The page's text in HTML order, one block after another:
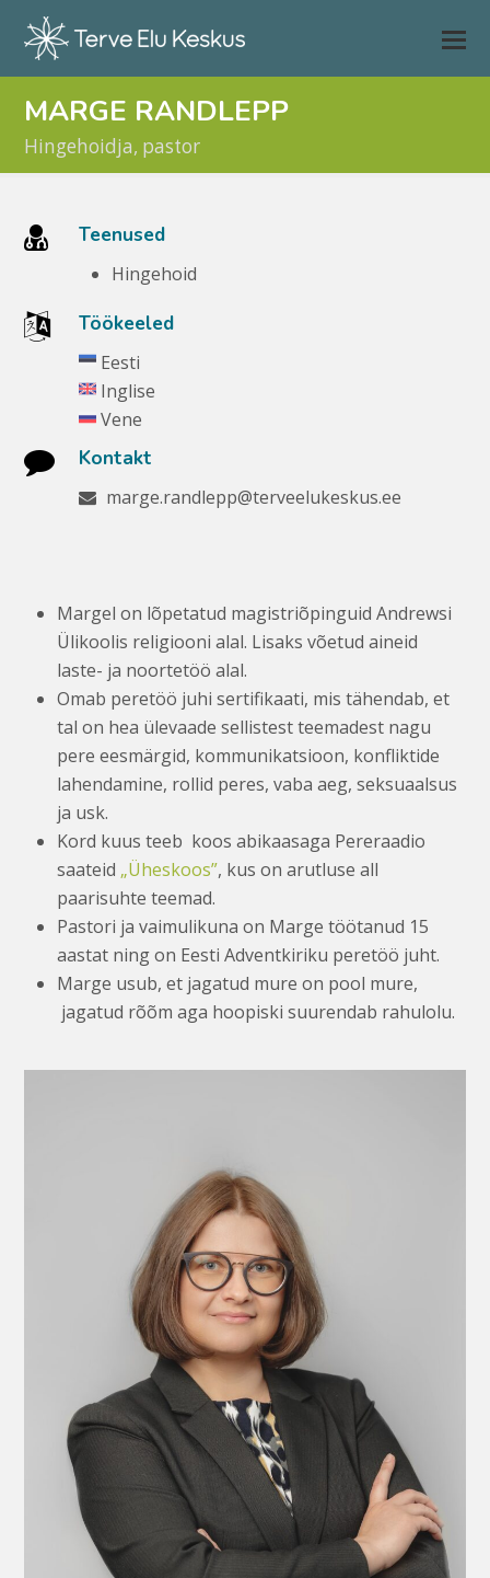
MARGE RANDLEPP
Hingehoidja, pastor
Teenused
Hingehoid
Töökeeled
Eesti
Inglise
Vene
Kontakt
marge.randlepp@terveelukeskus.ee
Margel on lõpetatud magistriõpinguid Andrewsi
Ülikoolis religiooni alal. Lisaks võetud aineid
laste- ja noortetöö alal.
Omab peretöö juhi sertifikaati, mis tähendab, et
tal on hea ülevaade sellistest teemadest nagu
pere eesmärgid, kommunikatsioon, konfliktide
lahendamine, rollid peres, vaba aeg, seksuaalsus
ja usk.
Kord kuus teeb koos abikaasaga Pereraadio
saateid „Üheskoos”, kus on arutluse all
paarisuhte teemad.
Pastori ja vaimulikuna on Marge töötanud 15
aastat ning on Eesti Adventkiriku peretöö juht.
Marge usub, et jagatud mure on pool mure,
jagatud rõõm aga hoopiski suurendab rahulolu.